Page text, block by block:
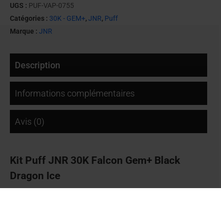
UGS : PUF-VAP-0755
Catégories : 30K - GEM+,JNR, Puff
Marque : JNR
Description
Informations complémentaires
Avis (0)
Kit Puff JNR 30K Falcon Gem+ Black
Dragon Ice